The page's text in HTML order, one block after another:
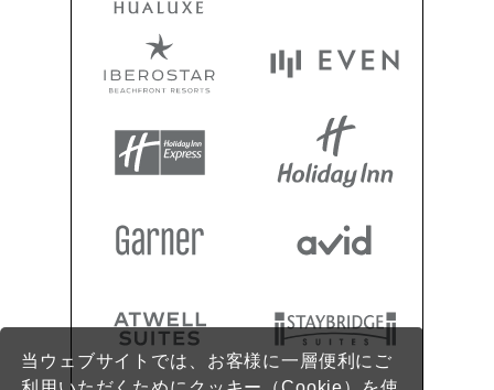
当ウェブサイトでは、お客様に一層便利にご